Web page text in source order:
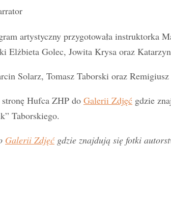
artystyczny przygotowała instruktorka
Elżbieta Golec, Jowita Krysa oraz
Solarz, Tomasz Taborski oraz Remigiusz
Hufca ZHP do Galerii Zdjęć gdzie
Taborskiego.
Galerii Zdjęćgdzie znajdują się fotki